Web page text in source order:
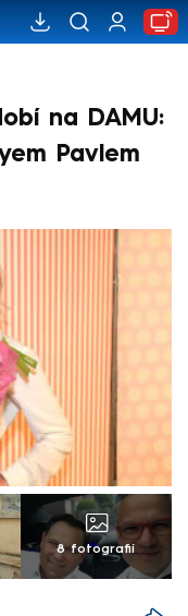
na DAMU:
Pavlem
8 fotografií